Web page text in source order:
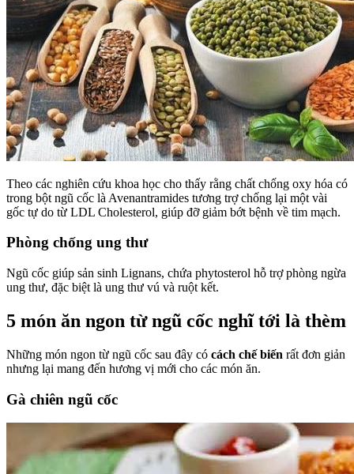
Theo các nghiên cứu khoa học cho thấy rằng chất chống oxy hóa có
trong bột ngũ cốc là Avenantramides tương trợ chống lại một vài
gốc tự do từ LDL Cholesterol, giúp đỡ giảm bớt bệnh về tim mạch.
Phòng chống ung thư
Ngũ cốc giúp sản sinh Lignans, chứa phytosterol hỗ trợ phòng ngừa
ung thư, đặc biệt là ung thư vú và ruột kết.
5 món ăn ngon từ ngũ cốc nghĩ tới là thèm
Những món ngon từ ngũ cốc sau đây có cách chế biến rất đơn giản
nhưng lại mang đến hương vị mới cho các món ăn.
Gà chiên ngũ cốc